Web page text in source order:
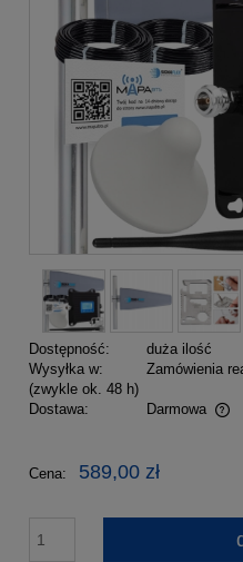
Dostępność:
duża ilość
Wysyłka w:
Zamówienia
(zwykle ok. 48 h)
Dostawa:
Darmowa
Cena nie zawiera
Cena: 589,00 zł